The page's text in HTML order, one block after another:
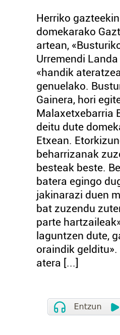
Herriko
domekarako
artean,
Urremendi
«handik
genuelako.
Gainera, hori
Malaxetxebarria
deitu dute
Etxean.
beharrizanak
besteak beste.
batera egingo
jakinarazi duen
bat zuzendu
parte
laguntzen dute,
oraindik
atera [...]